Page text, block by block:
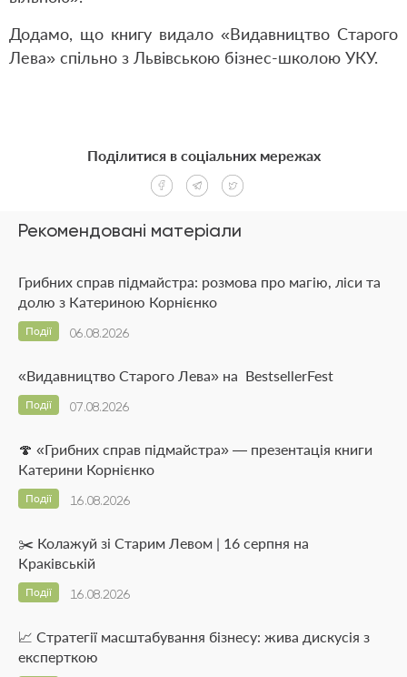
Додамо, що книгу видало «Видавництво Старого
Лева» спільно з Львівською бізнес-школою УКУ.
Рекомендовані матеріали
Грибних справ підмайстра: розмова про магію, ліси та
долю з Катериною Корнієнко
06.08.2026
Події
«Видавництво Старого Лева» на BestsellerFest
07.08.2026
Події
🍄 «Грибних справ підмайстра» — презентація книги
Катерини Корнієнко
16.08.2026
Події
✂️ Колажуй зі Старим Левом | 16 серпня на
Краківській
16.08.2026
Події
📈 Стратегії масштабування бізнесу: жива дискусія з
експерткою
Поділитися в соціальних мережах